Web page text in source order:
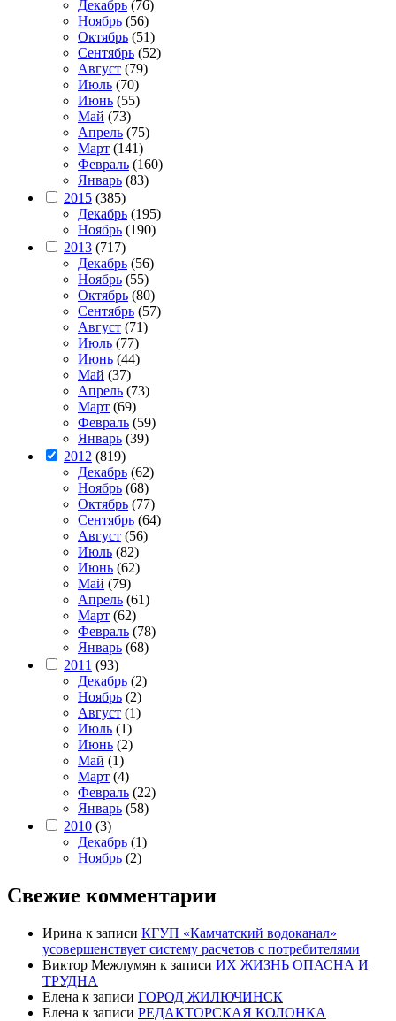
Декабрь (76)
Ноябрь (56)
Октябрь (51)
Сентябрь (52)
Август (79)
Июль (70)
Июнь (55)
Май (73)
Апрель (75)
Март (141)
Февраль (160)
Январь (83)
2015 (385)
Декабрь (195)
Ноябрь (190)
2013 (717)
Декабрь (56)
Ноябрь (55)
Октябрь (80)
Сентябрь (57)
Август (71)
Июль (77)
Июнь (44)
Май (37)
Апрель (73)
Март (69)
Февраль (59)
Январь (39)
2012 (819)
Декабрь (62)
Ноябрь (68)
Октябрь (77)
Сентябрь (64)
Август (56)
Июль (82)
Июнь (62)
Май (79)
Апрель (61)
Март (62)
Февраль (78)
Январь (68)
2011 (93)
Декабрь (2)
Ноябрь (2)
Август (1)
Июль (1)
Июнь (2)
Май (1)
Март (4)
Февраль (22)
Январь (58)
2010 (3)
Декабрь (1)
Ноябрь (2)
Свежие комментарии
Ирина к записи КГУП «Камчатский водоканал»
усовершенствует систему расчетов с потребителями
Виктор Межлумян к записи ИХ ЖИЗНЬ ОПАСНА И
ТРУДНА
Елена к записи ГОРОД ЖИЛЮЧИНСК
Елена к записи РЕДАКТОРСКАЯ КОЛОНКА